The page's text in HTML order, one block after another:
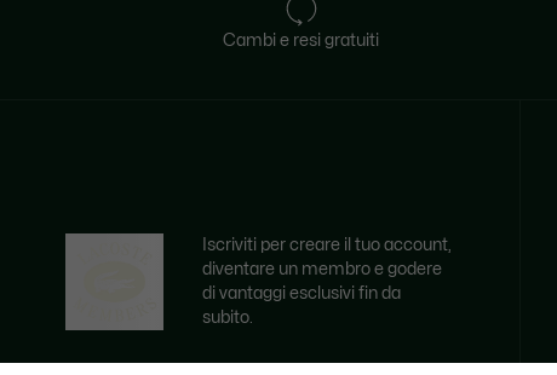
Cambi e resi gratuiti
Iscriviti per creare il tuo account,
diventare un membro e godere
di vantaggi esclusivi fin da
subito.